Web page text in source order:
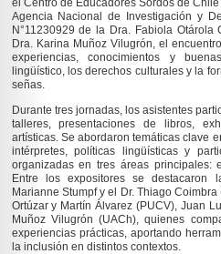
el Centro de Educadores Sordos de
Agencia Nacional de Investigación y
N°11230929 de la Dra. Fabiola
Dra. Karina Muñoz Vilugrón, el
experiencias, conocimientos y
lingüístico, los derechos culturales y la
señas.
Durante tres jornadas, los asistentes
talleres, presentaciones de libros,
artísticas. Se abordaron temáticas clave
intérpretes, políticas lingüísticas y
organizadas en tres áreas principales:
Entre los expositores se destacaron
Marianne Stumpf y el Dr. Thiago
Ortúzar y Martín Álvarez (PUCV), Juan
Muñoz Vilugrón (UACh), quienes
experiencias prácticas, aportando
la inclusión en distintos contextos.